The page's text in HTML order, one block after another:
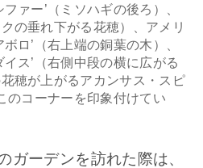
ァー’（ミソハギの後ろ）、
の垂れ下がる花穂）、アメリ
ロ’（右上端の銅葉の木）、
ス’（右側中段の横に広がる
穂が上がるアカンサス・スピ
のコーナーを印象付けてい
ガーデンを訪れた際は、